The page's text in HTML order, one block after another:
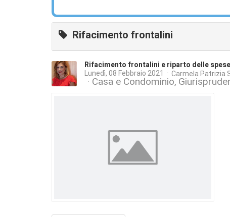
Rifacimento frontalini
Rifacimento frontalini e riparto delle spese
Lunedì, 08 Febbraio 2021 Carmela Patrizia
Casa e Condominio